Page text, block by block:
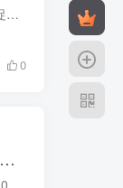
简介 kimsufi的i3系列闪销果然如期的来了, 这次促销的是ks-7 (也就是支持的ks-3c), 机房包括法国和加拿大, 需要的朋友赶快. ks最大优势就是硬防。 重要提示:11-28目前kimsufi到中国网络不好！！...
0